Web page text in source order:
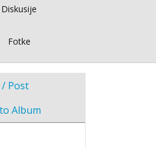
Diskusije
Fotke
Post
Album